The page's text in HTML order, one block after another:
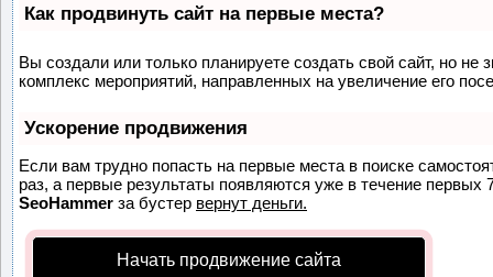
Как продвинуть сайт на первые места?
Вы создали или только планируете создать свой сайт, но
комплекс мероприятий, направленных на увеличение его
Ускорение продвижения
Если вам трудно попасть на первые места в поиске
раз, а первые результаты появляются уже в течение
SeoHammer за бустер вернут деньги.
Начать продвижение сайта